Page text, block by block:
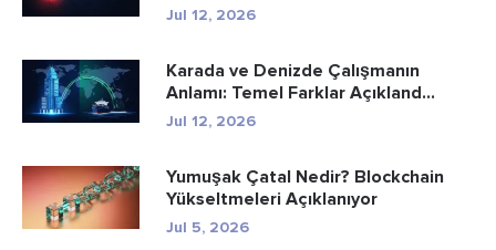
Jul 12, 2026
Karada ve Denizde Çalışmanın
Anlamı: Temel Farklar Açıkland...
Jul 12, 2026
Yumuşak Çatal Nedir? Blockchain
Yükseltmeleri Açıklanıyor
Jul 5, 2026